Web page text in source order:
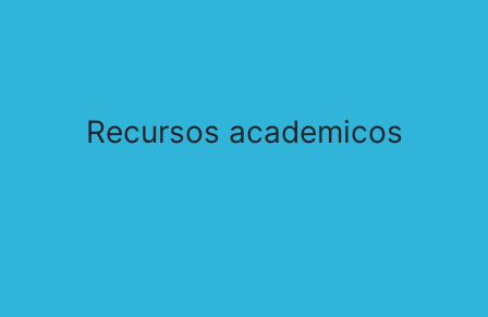
Recursos academicos